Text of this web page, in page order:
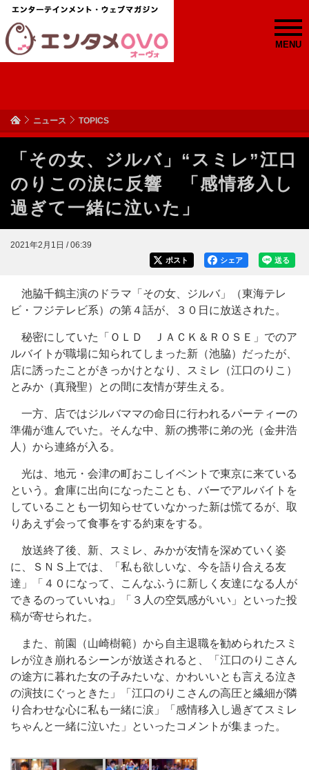
MENU
ニュース TOPICS
「その女、ジルバ」“スミレ”江口
のりこの涙に反響 「感情移入し
過ぎて一緒に泣いた」
2021年2月1日 / 06:39
送る
シェア
ポスト
池脇千鶴主演のドラマ「その女、ジルバ」（東海テレ
ビ・フジテレビ系）の第４話が、３０日に放送された。
秘密にしていた「ＯＬＤ ＪＡＣＫ＆ＲＯＳＥ」でのア
ルバイトが職場に知られてしまった新（池脇）だったが、
店に誘ったことがきっかけとなり、スミレ（江口のりこ）
とみか（真飛聖）との間に友情が芽生える。
一方、店ではジルバママの命日に行われるパーティーの
準備が進んでいた。そんな中、新の携帯に弟の光（金井浩
人）から連絡が入る。
光は、地元・会津の町おこしイベントで東京に来ている
という。倉庫に出向になったことも、バーでアルバイトを
していることも一切知らせていなかった新は慌てるが、取
りあえず会って食事をする約束をする。
放送終了後、新、スミレ、みかが友情を深めていく姿
に、ＳＮＳ上では、「私も欲しいな、今を語り合える友
達」「４０になって、こんなふうに新しく友達になる人が
できるのっていいね」「３人の空気感がいい」といった投
稿が寄せられた。
また、前園（山崎樹範）から自主退職を勧められたスミ
レが泣き崩れるシーンが放送されると、「江口のりこさん
の途方に暮れた女の子みたいな、かわいいとも言える泣き
の演技にぐっときた」「江口のりこさんの高圧と繊細が隣
り合わせな心に私も一緒に涙」「感情移入し過ぎてスミレ
ちゃんと一緒に泣いた」といったコメントが集まった。